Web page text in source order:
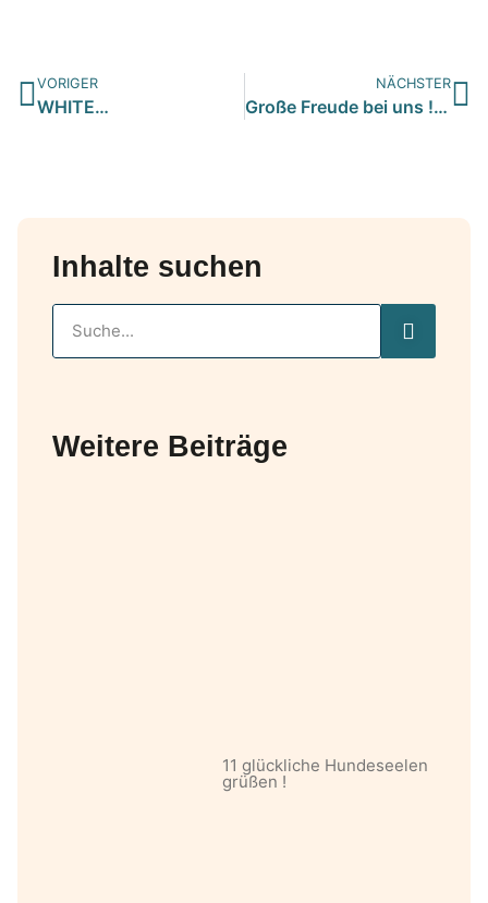
VORIGER
WHITE…
NÄCHSTER
Große Freude bei uns ! 19 zauberhafte Hundeseelen haben über…
Inhalte suchen
Weitere Beiträge
11 glückliche Hundeseelen
grüßen !